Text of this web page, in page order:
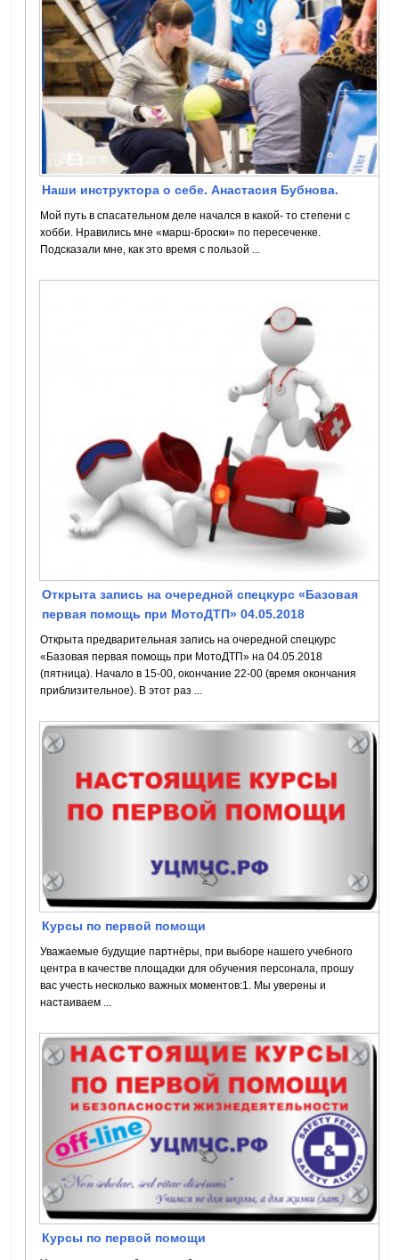
Наши инструктора о себе. Анастасия Бубнова.
Мой путь в спасательном деле начался в какой- то степени с
хобби. Нравились мне «марш-броски» по пересеченке.
Подсказали мне, как это время с пользой ...
Открыта запись на очередной спецкурс «Базовая
первая помощь при МотоДТП» 04.05.2018
Открыта предварительная запись на очередной спецкурс
«Базовая первая помощь при МотоДТП» на 04.05.2018
(пятница). Начало в 15-00, окончание 22-00 (время окончания
приблизительное). В этот раз ...
Курсы по первой помощи
Уважаемые будущие партнёры, при выборе нашего учебного
центра в качестве площадки для обучения персонала, прошу
вас учесть несколько важных моментов:1. Мы уверены и
настаиваем ...
Курсы по первой помощи